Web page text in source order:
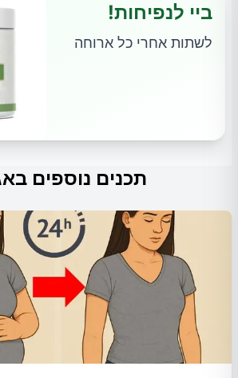
ביי לנפיחות!
לשתות אחרי כל ארוחה
תכנים נוספים